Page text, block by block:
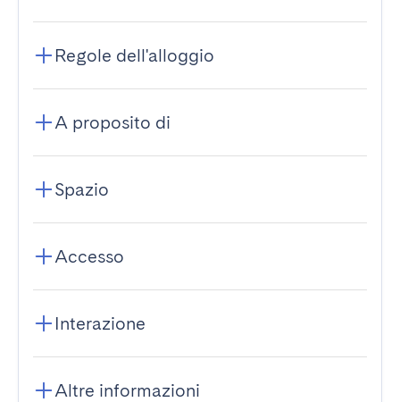
Regole dell'alloggio
A proposito di
Spazio
Accesso
Interazione
Altre informazioni